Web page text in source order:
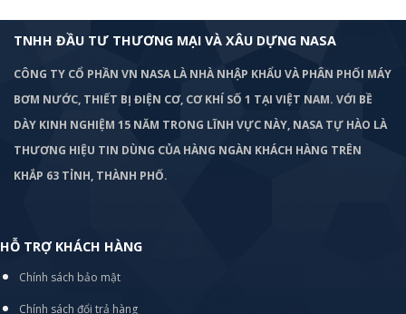
TNHH ĐẦU TƯ THƯƠNG MẠI VÀ XÂU DỰNG NASA
CÔNG TY CỔ PHẦN VN NASA LÀ NHÀ NHẬP KHẨU VÀ PHÂN PHỐI MÁY
BƠM NƯỚC, THIẾT BỊ ĐIỆN CƠ, CƠ KHÍ SỐ 1 TẠI VIỆT NAM. VỚI BỀ
DÀY KINH NGHIỆM 15 NĂM TRONG LĨNH VỰC NÀY, NASA TỰ HÀO LÀ
THƯƠNG HIỆU TIN DÙNG CỦA HÀNG NGÀN KHÁCH HÀNG TRÊN
KHẮP 63 TỈNH, THÀNH PHỐ.
HỖ TRỢ KHÁCH HÀNG
Chính sách bảo mật
Chính sách đổi trả hàng